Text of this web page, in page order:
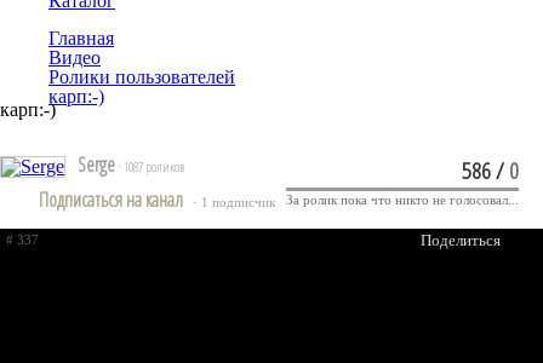
Главная
Видео
Ролики пользователей
карп:-)
карп:-)
Serge · 1087 роликов
Подписаться на канал · 1 подписчик
# 337 Поделиться
586/0
За ролик пока что никто не голосовал...